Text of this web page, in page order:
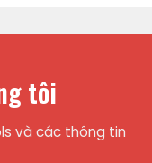
tôi
và các thông tin